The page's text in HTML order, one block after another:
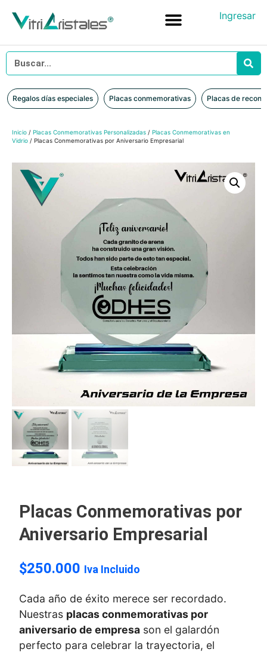
Ingresar
Regalos días especiales Placas conmemorativas Placas de
Inicio / Placas Conmemorativas Personalizadas / Placas Conmemorativas en
Vidrio / Placas Conmemorativas por Aniversario Empresarial
Placas Conmemorativas por
Aniversario Empresarial
$250.000 Iva Incluido
Cada año de éxito merece ser recordado.
Nuestras placas conmemorativas por
aniversario de empresa son el galardón
perfecto para celebrar la trayectoria, el